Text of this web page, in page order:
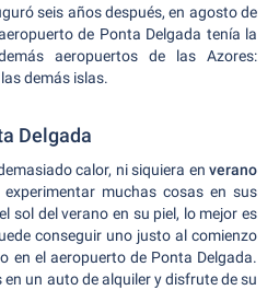
seis años después, en agosto de
de Ponta Delgada tenía la
aeropuertos de las Azores:
demás islas.
Delgada
calor, ni siquiera enverano
muchas cosas en sus
sol del verano en su piel, lo mejor es
conseguir uno justo al comienzo
en el aeropuerto de Ponta Delgada.
un auto de alquiler y disfrute de su